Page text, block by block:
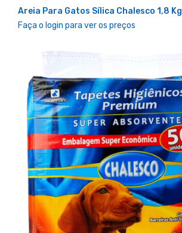
Areia Para Gatos Sílica Chalesco 1,8 Kg
Faça o login para ver os preços